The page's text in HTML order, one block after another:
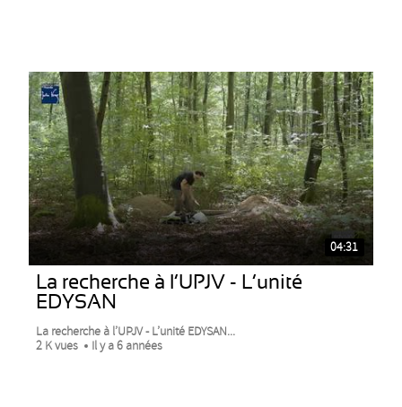
04:31
La recherche à l’UPJV - L’unité
EDYSAN
La recherche à l’UPJV - L’unité EDYSAN...
2 K vues
Il y a 6 années